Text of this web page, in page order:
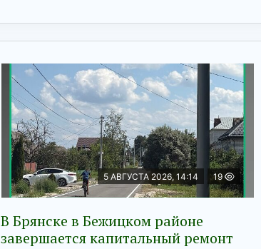
5 АВГУСТА 2026, 14:14 19
В Брянске в Бежицком районе
завершается капитальный ремонт